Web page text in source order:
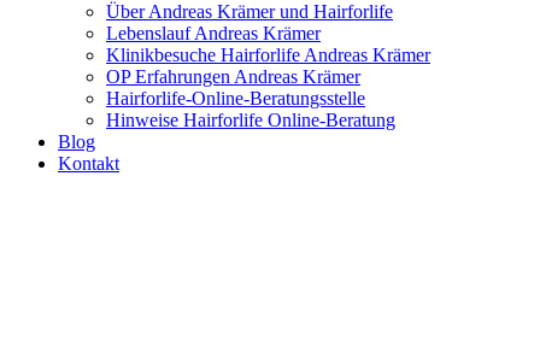
Über Andreas Krämer und Hairforlife
Lebenslauf Andreas Krämer
Klinikbesuche Hairforlife Andreas Krämer
OP Erfahrungen Andreas Krämer
Hairforlife-Online-Beratungsstelle
Hinweise Hairforlife Online-Beratung
Blog
Kontakt